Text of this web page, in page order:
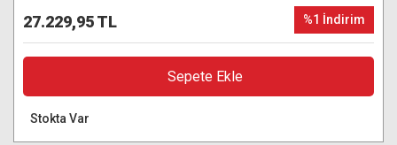
27.229,95 TL
%1 İndirim
Sepete Ekle
Stokta Var